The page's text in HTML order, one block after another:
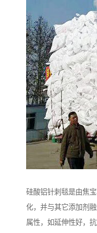
硅酸铝针刺毯是由焦
化，并与其它添加剂
属性，如延伸性好，